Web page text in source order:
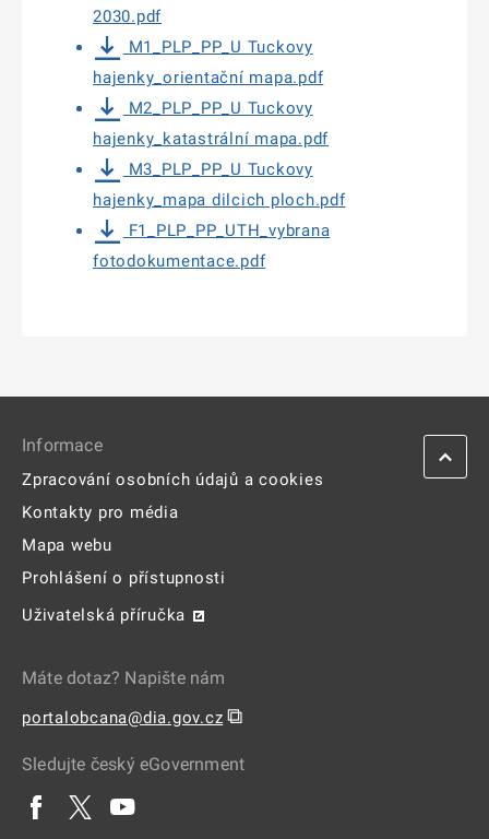
2030.pdf
M1_PLP_PP_U Tuckovy
hajenky_orientační mapa.pdf
M2_PLP_PP_U Tuckovy
hajenky_katastrální mapa.pdf
M3_PLP_PP_U Tuckovy
hajenky_mapa dilcich ploch.pdf
F1_PLP_PP_UTH_vybrana
fotodokumentace.pdf
Informace
Zpracování osobních údajů a cookies
Kontakty pro média
Mapa webu
Prohlášení o přístupnosti
Uživatelská příručka
Máte dotaz? Napište nám
portalobcana@dia.gov.cz ⧉
Sledujte český eGovernment